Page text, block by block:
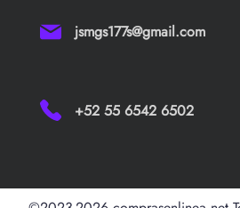
jsmgs177s@gmail.com
+52 55 6542 6502